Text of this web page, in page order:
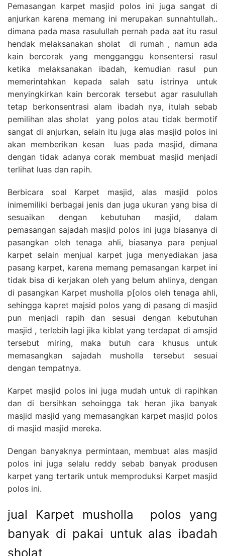
Pemasangan karpet masjid polos ini juga sangat di
anjurkan karena memang ini merupakan sunnahtullah..
dimana pada masa rasulullah pernah pada aat itu rasul
hendak melaksanakan sholat di rumah , namun ada
kain bercorak yang mengganggu konsentersi rasul
ketika melaksanakan ibadah, kemudian rasul pun
memerintahkan kepada salah satu istrinya untuk
menyingkirkan kain bercorak tersebut agar rasulullah
tetap berkonsentrasi alam ibadah nya, itulah sebab
pemilihan alas sholat yang polos atau tidak bermotif
sangat di anjurkan, selain itu juga alas masjid polos ini
akan memberikan kesan luas pada masjid, dimana
dengan tidak adanya corak membuat masjid menjadi
terlihat luas dan rapih.
Berbicara soal Karpet masjid, alas masjid polos
inimemiliki berbagai jenis dan juga ukuran yang bisa di
sesuaikan dengan kebutuhan masjid, dalam
pemasangan sajadah masjid polos ini juga biasanya di
pasangkan oleh tenaga ahli, biasanya para penjual
karpet selain menjual karpet juga menyediakan jasa
pasang karpet, karena memang pemasangan karpet ini
tidak bisa di kerjakan oleh yang belum ahlinya, dengan
di pasangkan Karpet musholla p[olos oleh tenaga ahli,
sehingga kapret majsid polos yang di pasang di masjid
pun menjadi rapih dan sesuai dengan kebutuhan
masjid , terlebih lagi jika kiblat yang terdapat di amsjid
tersebut miring, maka butuh cara khusus untuk
memasangkan sajadah musholla tersebut sesuai
dengan tempatnya.
Karpet masjid polos ini juga mudah untuk di rapihkan
dan di bersihkan sehoingga tak heran jika banyak
masjid masjid yang memasangkan karpet masjid polos
di masjid masjid mereka.
Dengan banyaknya permintaan, membuat alas masjid
polos ini juga selalu reddy sebab banyak produsen
karpet yang tertarik untuk memproduksi Karpet masjid
polos ini.
jual Karpet musholla polos yang
banyak di pakai untuk alas ibadah
sholat